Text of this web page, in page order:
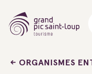
ORGANISMES